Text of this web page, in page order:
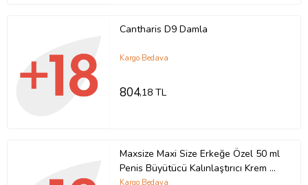
Cantharis D9 Damla
Kargo Bedava
804,18 TL
Maxsize Maxi Size Erkeğe Özel 50 ml
Penis Büyütücü Kalınlaştırıcı Krem +
Kargo Bedava